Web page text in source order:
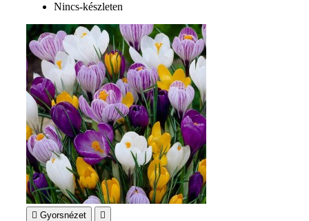
Nincs-készleten
 Gyorsnézet 